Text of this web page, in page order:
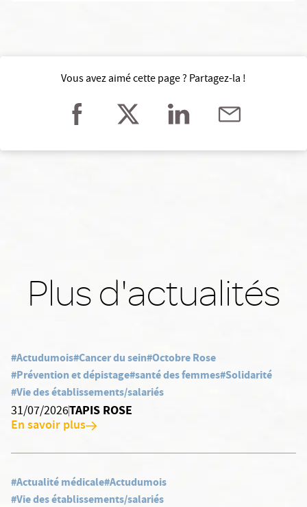
Vous avez aimé cette page ? Partagez-la !
Plus d'actualités
#Actudumois#Cancer du sein#Octobre Rose
#Prévention et dépistage#santé des femmes#Solidarité
#Vie des établissements/salariés
31/07/2026TAPIS ROSE
En savoir plus
#Actualité médicale#Actudumois
#Vie des établissements/salariés